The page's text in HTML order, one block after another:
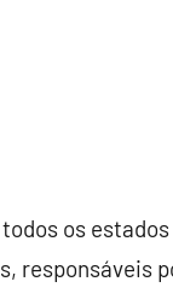
os
responsáveis